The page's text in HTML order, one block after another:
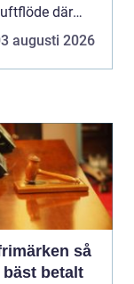
där
augusti 2026
så
betalt